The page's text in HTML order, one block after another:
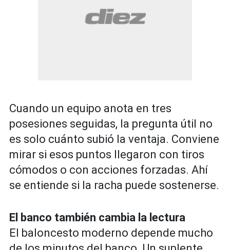
Cuando un equipo anota en tres
posesiones seguidas, la pregunta útil no
es solo cuánto subió la ventaja. Conviene
mirar si esos puntos llegaron con tiros
cómodos o con acciones forzadas. Ahí
se entiende si la racha puede sostenerse.
El banco también cambia la lectura
El baloncesto moderno depende mucho